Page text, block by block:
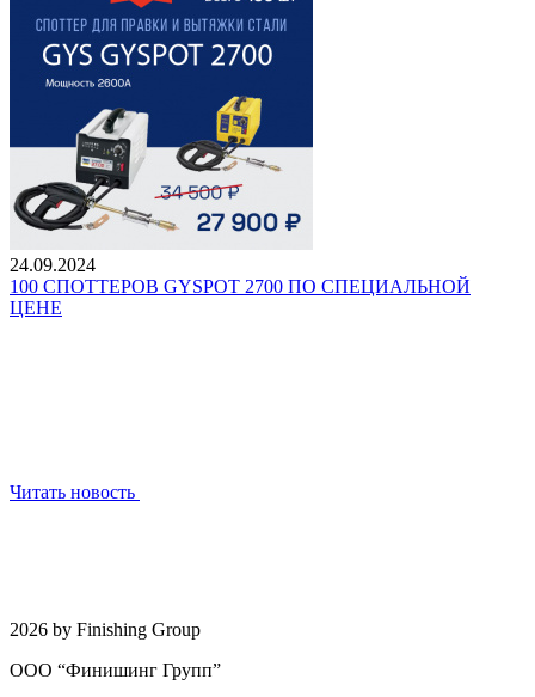
24.09.2024
100 СПОТТЕРОВ GYSPOT 2700 ПО СПЕЦИАЛЬНОЙ
ЦЕНЕ
Читать новость
2026 by Finishing Group
ООО “Финишинг Групп”